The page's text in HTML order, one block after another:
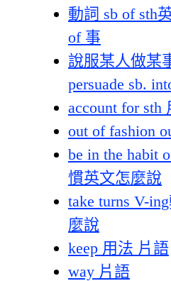
動詞 sb of sth
of 事
說服某人做某
persuade sb.
account for sth
out of fashion
be in the habit
慣英文怎麼說
take turns V-
麼說
keep 用法 片語
way 片語